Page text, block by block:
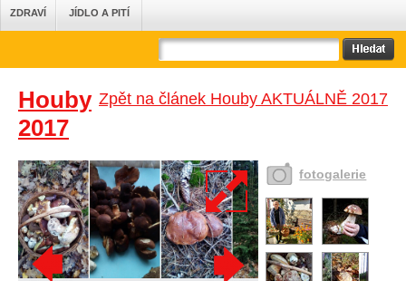
ZDRAVÍ JÍDLO A PITÍ
Zpět na článek Houby AKTUÁLNĚ 2017
Houby
2017
fotogalerie